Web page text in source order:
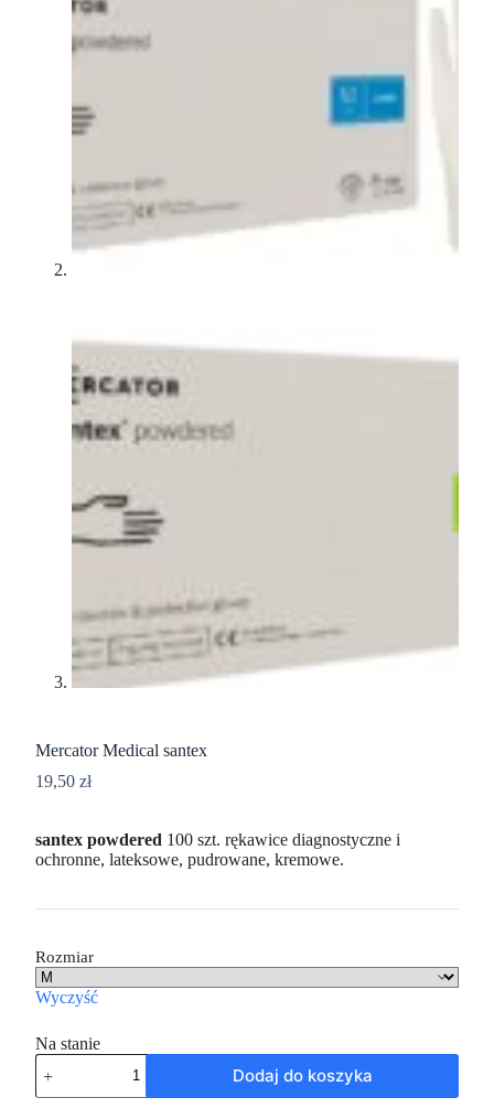
Mercator Medical santex
19,50 zł
santex powdered 100 szt. rękawice diagnostyczne i
ochronne, lateksowe, pudrowane, kremowe.
Rozmiar
Wyczyść
Na stanie
Dodaj do koszyka